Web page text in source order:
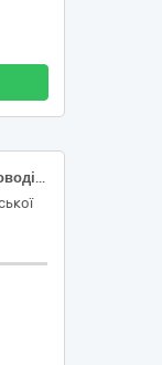
Код 45230000-8 Будівництво трубопроводів, ліній зв’язку та електропередач, шосе, доріг, аеродромів і залізничних доріг; вирівнювання поверхонь; за ДК 021:2015 «Єдиний закупівельний словник» - (Послуги з поточного ремонту дорожнього покриття на вул. Сембратовичів у м. Львові);